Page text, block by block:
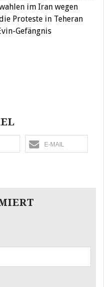
im Iran wegen
Proteste in Teheran
Gefängnis
E-MAIL